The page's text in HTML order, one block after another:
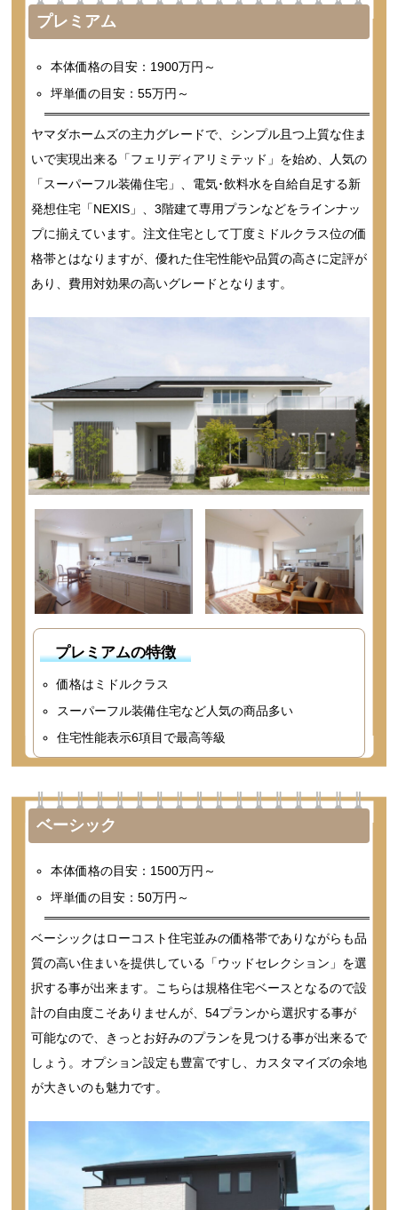
プレミアム
本体価格の目安：1900万円～
坪単価の目安：55万円～
ヤマダホームズの主力グレードで、シンプル且つ上質な住ま
いで実現出来る「フェリディアリミテッド」を始め、人気の
「スーパーフル装備住宅」、電気･飲料水を自給自足する新
発想住宅「NEXIS」、3階建て専用プランなどをラインナッ
プに揃えています。注文住宅として丁度ミドルクラス位の価
格帯とはなりますが、優れた住宅性能や品質の高さに定評が
あり、費用対効果の高いグレードとなります。
プレミアムの特徴
価格はミドルクラス
スーパーフル装備住宅など人気の商品多い
住宅性能表示6項目で最高等級
ベーシック
本体価格の目安：1500万円～
坪単価の目安：50万円～
ベーシックはローコスト住宅並みの価格帯でありながらも品
質の高い住まいを提供している「ウッドセレクション」を選
択する事が出来ます。こちらは規格住宅ベースとなるので設
計の自由度こそありませんが、54プランから選択する事が
可能なので、きっとお好みのプランを見つける事が出来るで
しょう。オプション設定も豊富ですし、カスタマイズの余地
が大きいのも魅力です。